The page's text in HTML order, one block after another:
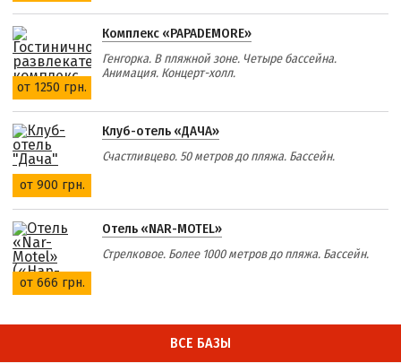
от 1250 грн.
Комплекс «PAPADEMORE»
Генгорка. В пляжной зоне. Четыре бассейна.
Анимация. Концерт-холл.
от 900 грн.
Клуб-отель «ДАЧА»
Счастливцево. 50 метров до пляжа. Бассейн.
от 666 грн.
Отель «NAR-MOTEL»
Стрелковое. Более 1000 метров до пляжа. Бассейн.
ВСЕ БАЗЫ